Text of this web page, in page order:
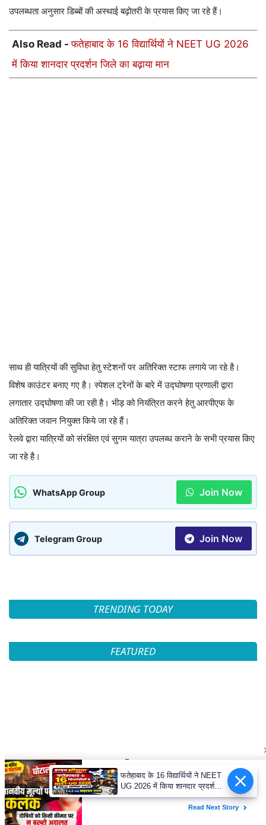
उपलब्धता अनुसार डिब्बों की अस्थाई बढ़ोतरी के प्रयास किए जा रहे हैं।
Also Read -फतेहाबाद के 16 विद्यार्थियों ने NEET UG 2026
में किया शानदार प्रदर्शन जिले का बढ़ाया मान
साथ ही यात्रियों की सुविधा हेतु स्टेशनों पर अतिरिक्त स्टाफ लगाये जा रहे है।
विशेष काउंटर बनाए गए है। स्पेशल ट्रेनों के बारे में उद्घोषणा प्रणाली द्वारा
लगातार उद्घोषणा की जा रही है। भीड़ को नियंत्रित करने हेतु आरपीएफ के
अतिरिक्त जवान नियुक्त किये जा रहे हैं।
रेलवे द्वारा यात्रियों को संरक्षित एवं सुगम यात्रा उपलब्ध कराने के सभी प्रयास किए
जा रहे है।
WhatsApp Group Join Now
Telegram Group Join Now
TRENDING TODAY
FEATURED
फतेहाबाद के 16 विद्यार्थियों ने NEET
UG 2026 में किया शानदार प्रदर्शन
जिले का बढ़ाया मान